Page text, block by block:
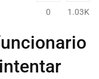
0 1.03K